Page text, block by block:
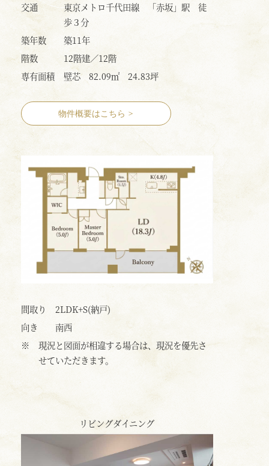
交通
東京メトロ千代田線 「赤坂」駅 徒
歩３分
築年数
築11年
階数
12階建／12階
専有面積
壁芯 82.09㎡ 24.83坪
物件概要はこちら >
間取り
2LDK+S(納戸)
向き
南西
※
現況と図面が相違する場合は、現況を優先さ
せていただきます。
リビングダイニング